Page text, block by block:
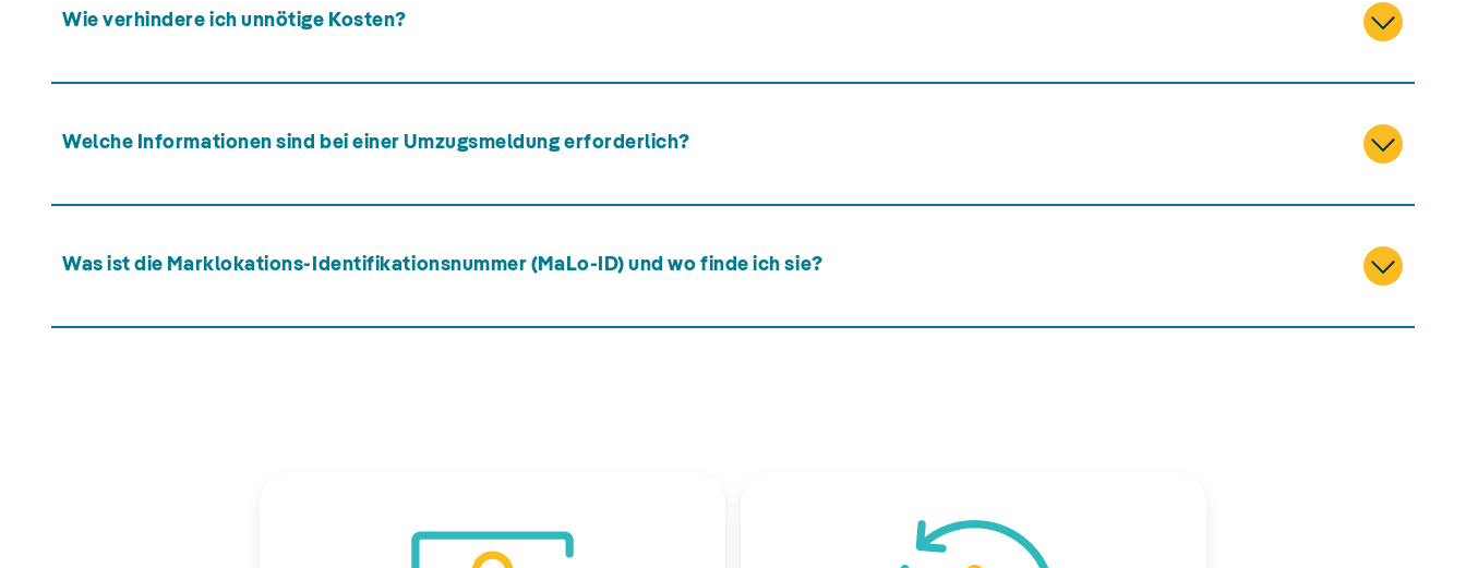
Wie verhindere ich unnötige Kosten?
Welche Informationen sind bei einer Umzugsmeldung erforderlich?
Was ist die Marklokations-Identifikationsnummer (MaLo-ID) und wo finde ich sie?